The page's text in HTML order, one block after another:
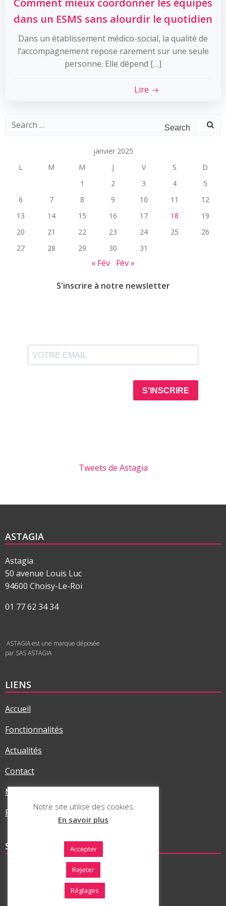
Comment mieux coordonner les équipes
dans un ESMS sans alourdir le quotidien
Dans un établissement médico-social, la qualité de
l’accompagnement repose rarement sur une seule
personne. Elle dépend […]
Lire
Search
janvier 2025
L
M M J V S
D
1
2 3 4
5
6
7 8 9 10 11
12
13
14 15 16 17 18
19
20
21 22 23 24 25
26
27
28 29 30 31
« Fév Fév »
S'inscrire à notre newsletter
Tweets de Astagia
ASTAGIA
Astagia
50 avenue Louis Luc
94600 Choisy-Le-Roi
01 77 62 34 34
ASTAGIA est une marque déposée
par SAS ASTAGIA
LIENS
Accueil
Fonctionnalités
Actualités
Contact
Mentions légales
Politique RGPD
SUR LES RÉSEAUX
Notre site utilise des cookies
En savoir plus
Accepter
Rejeter
Réglages